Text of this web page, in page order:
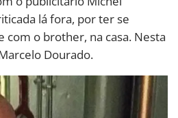
lá fora, por ter se
com o brother, na casa. Nesta
Dourado.